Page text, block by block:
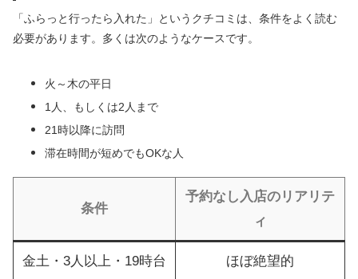
「ふらっと行ったら入れた」というクチコミは、条件をよく読む
必要があります。多くは次のようなケースです。
火～木の平日
1人、もしくは2人まで
21時以降に訪問
滞在時間が短めでもOKな人
条件
予約なし入店のリアリテ
ィ
金土・3人以上・19時台 ほぼ絶望的